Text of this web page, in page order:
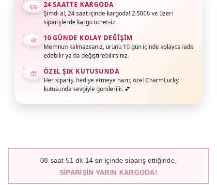
24 SAATTE KARGODA
Şimdi al, 24 saat içinde kargoda! 2.500₺ ve üzeri
siparişlerde kargo ücretsiz.
10 GÜNDE KOLAY DEĞIŞIM
Memnun kalmazsanız, ürünü 10 gün içinde kolayca iade
edebilir ya da değiştirebilirsiniz.
ÖZEL ŞIK KUTUSUNDA
Her sipariş, hediye etmeye hazır, özel CharmLucky
kutusunda sevgiyle gönderilir. 💕
08 saat 51 dk 12 sn içinde sipariş ettiğinde,
SIPARIŞIN YARIN KARGODA!